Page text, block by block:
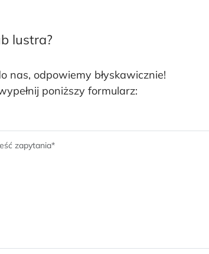
lustra?
nas, odpowiemy błyskawicznie!
poniższy formularz: